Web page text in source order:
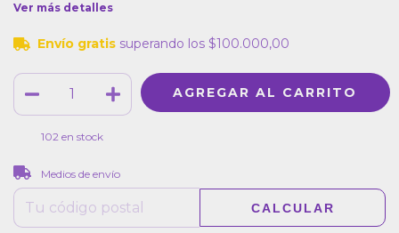
Ver más detalles
Envío gratis superando los $100.000,00
102 en stock
Entregas para el CP:
Medios de envío
CALCULAR